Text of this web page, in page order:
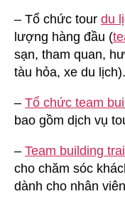
– Tổ chức tour du
lượng hàng đầu (
sạn, tham quan,
tàu hỏa, xe du lịch).
– Tổ chức team
bao gồm dịch vụ
– Team building
cho chăm sóc
dành cho nhân